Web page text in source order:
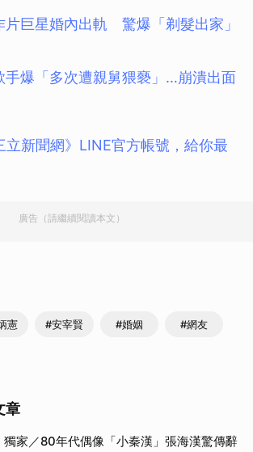
片巨星婚內出軌 驚爆「剃髮出家」
手爆「多次遭親舅猥褻」…崩潰出面
新聞網》LINE官方帳號，給你最
廣告（請繼續閱讀本文）
憲 #安宰賢 #婚姻 #網友
章
獨家／80年代偶像「小秦漢」張海漢驚傳辭